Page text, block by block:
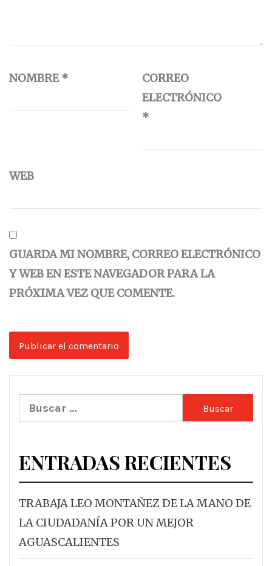
NOMBRE*
CORREO
ELECTRÓNICO
*
WEB
GUARDA MI NOMBRE, CORREO ELECTRÓNICO
Y WEB EN ESTE NAVEGADOR PARA LA
PRÓXIMA VEZ QUE COMENTE.
Buscar:
ENTRADAS RECIENTES
TRABAJA LEO MONTAÑEZ DE LA MANO DE
LA CIUDADANÍA POR UN MEJOR
AGUASCALIENTES